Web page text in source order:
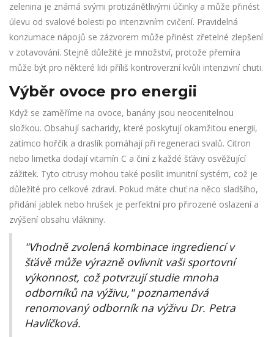
zelenina je známá svými protizánětlivými účinky a může přinést
úlevu od svalové bolesti po intenzivním cvičení. Pravidelná
konzumace nápojů se zázvorem může přinést zřetelné zlepšení
v zotavování. Stejně důležité je množství, protože přemíra
může být pro některé lidi příliš kontroverzní kvůli intenzivní chuti.
Výběr ovoce pro energii
Když se zaměříme na ovoce, banány jsou neocenitelnou
složkou. Obsahují sacharidy, které poskytují okamžitou energii,
zatímco hořčík a draslík pomáhají při regeneraci svalů. Citron
nebo limetka dodají vitamín C a činí z každé šťávy osvěžující
zážitek. Tyto citrusy mohou také posílit imunitní systém, což je
důležité pro celkové zdraví. Pokud máte chuť na něco sladšího,
přidání jablek nebo hrušek je perfektní pro přirozené oslazení a
zvýšení obsahu vlákniny.
"Vhodně zvolená kombinace ingrediencí v
šťávě může výrazně ovlivnit vaši sportovní
výkonnost, což potvrzují studie mnoha
odborníků na výživu," poznamenává
renomovaný odborník na výživu Dr. Petra
Havlíčková.